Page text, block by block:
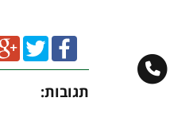
תגובות: